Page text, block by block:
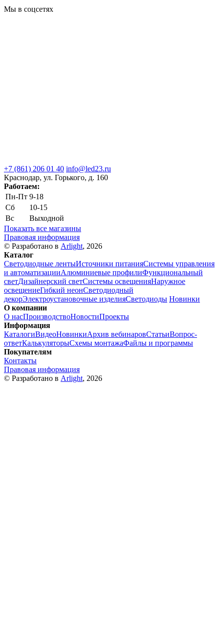
Мы в соцсетях
+7 (861) 206 01 40 info@led23.ru
Краснодар, ул. Горького, д. 160
Работаем:
Пн-Пт 9-18
Сб
10-15
Вс
Выходной
Показать все магазины
Правовая информация
© Разработано в Arlight, 2026
Каталог
Светодиодные лентыИсточники питанияСистемы управления
и автоматизацииАлюминиевые профилиФункциональный
светДизайнерский светСистемы освещенияНаружное
освещениеГибкий неонСветодиодный
декорЭлектроустановочные изделияСветодиоды Новинки
О компании
О насПроизводствоНовостиПроекты
Информация
КаталогиВидеоНовинкиАрхив вебинаровСтатьиВопрос-
ответКалькуляторыСхемы монтажаФайлы и программы
Покупателям
Контакты
Правовая информация
© Разработано в Arlight, 2026